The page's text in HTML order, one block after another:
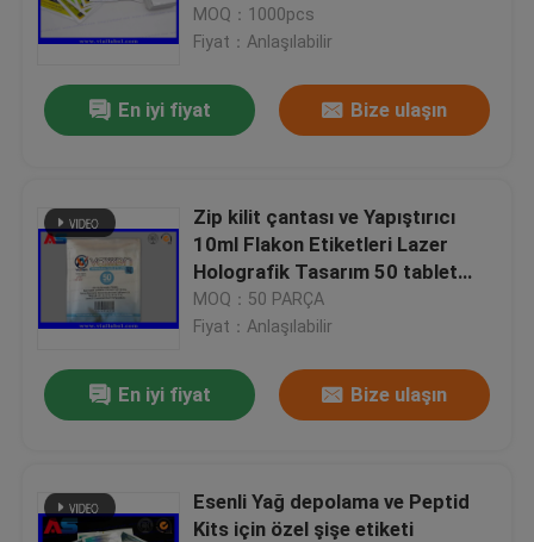
MOQ：1000pcs
Fiyat：Anlaşılabilir
En iyi fiyat Bize ulaşın
Zip kilit çantası ve Yapıştırıcı
10ml Flakon Etiketleri Lazer
Holografik Tasarım 50 tablet
Stanololol
MOQ：50 PARÇA
Fiyat：Anlaşılabilir
En iyi fiyat Bize ulaşın
Esenli Yağ depolama ve Peptid
Kits için özel şişe etiketi